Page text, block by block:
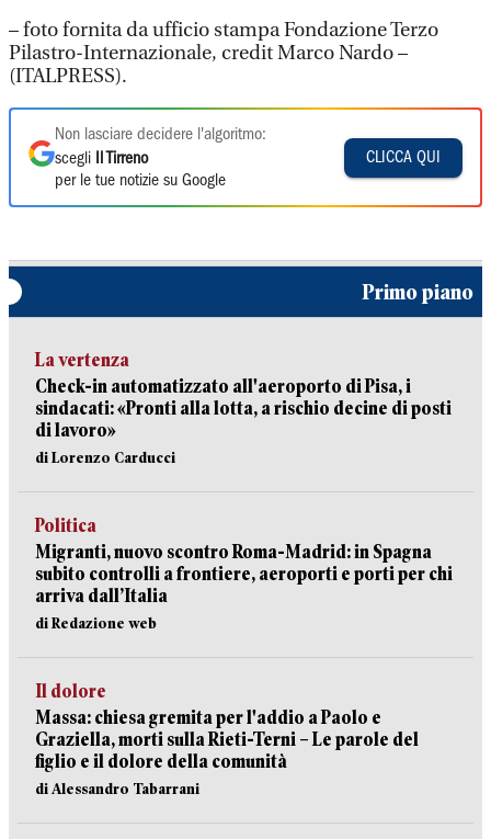
– foto fornita da ufficio stampa Fondazione Terzo
Pilastro-Internazionale, credit Marco Nardo –
(ITALPRESS).
Non lasciare decidere l'algoritmo:
scegli
Il Tirreno
per le tue notizie su Google
CLICCA QUI
Primo piano
La vertenza
Check-in automatizzato all'aeroporto di Pisa, i
sindacati: «Pronti alla lotta, a rischio decine di posti
di lavoro»
di Lorenzo Carducci
Politica
Migranti, nuovo scontro Roma-Madrid: in Spagna
subito controlli a frontiere, aeroporti e porti per chi
arriva dall’Italia
di Redazione web
Il dolore
Massa: chiesa gremita per l'addio a Paolo e
Graziella, morti sulla Rieti-Terni – Le parole del
figlio e il dolore della comunità
di Alessandro Tabarrani